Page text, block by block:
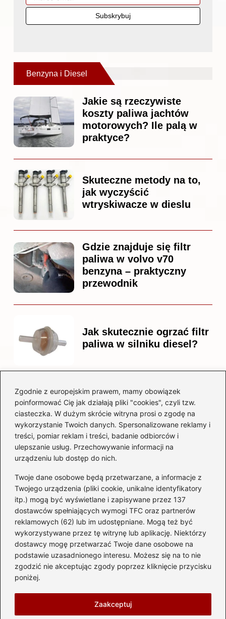
Zgodnie z europejskim prawem, mamy obowiązek
poinformować Cię jak działają pliki "cookies", czyli tzw.
ciasteczka. W dużym skrócie witryna prosi o zgodę na
wykorzystanie Twoich danych. Spersonalizowane reklamy i
treści, pomiar reklam i treści, badanie odbiorców i
ulepszanie usług. Przechowywanie informacji na
urządzeniu lub dostęp do nich.
Twoje dane osobowe będą przetwarzane, a informacje z
Twojego urządzenia (pliki cookie, unikalne identyfikatory
itp.) mogą być wyświetlane i zapisywane przez 137
dostawców spełniających wymogi TFC oraz partnerów
reklamowych (62) lub im udostępniane. Mogą też być
wykorzystywane przez tę witrynę lub aplikację. Niektórzy
dostawcy mogę przetwarzać Twoje dane osobowe na
podstawie uzasadnionego interesu. Możesz się na to nie
zgodzić nie akceptując zgody poprzez kliknięcie przycisku
poniżej.
Zaakceptuj
Benzyna i Diesel
Jakie są rzeczywiste
koszty paliwa jachtów
motorowych? Ile palą w
praktyce?
Skuteczne metody na to,
jak wyczyścić
wtryskiwacze w dieslu
Gdzie znajduje się filtr
paliwa w volvo v70
benzyna – praktyczny
przewodnik
Jak skutecznie ogrzać filtr
paliwa w silniku diesel?
Czy warto kupować
diesla? Przewodnik dla
przyszłych właścicieli
Kategorie
Akumulator(74)
Benzyna i Diesel(87)
Motocykle(49)
Opony(81)
Prawo jazdy(77)
Samochody(237)
Silnik(83)